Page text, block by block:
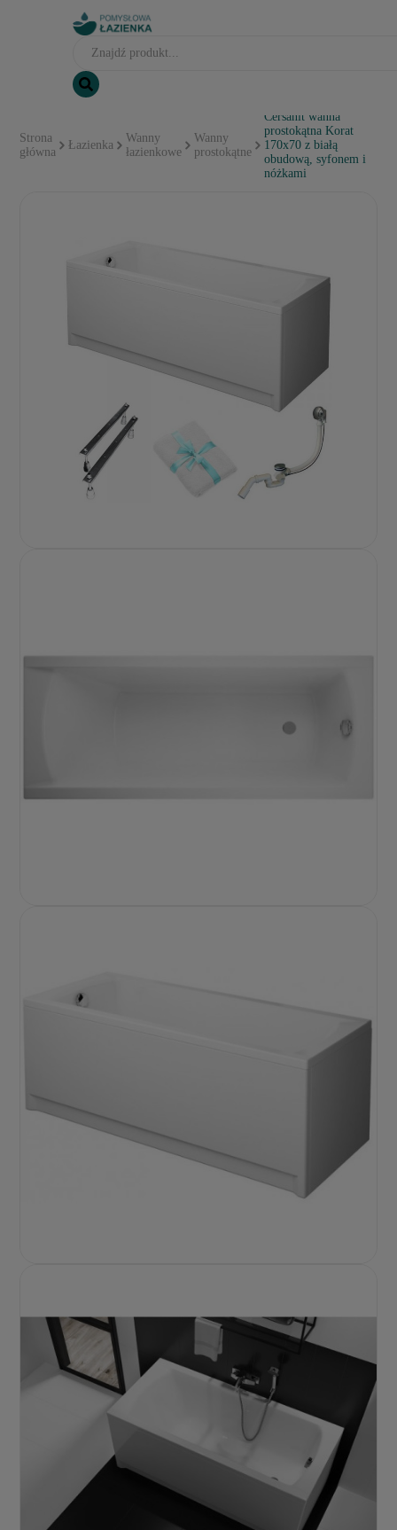
Strona
główna
Łazienka
Wanny
łazienkowe
Wanny
prostokątne
Cersanit wanna
prostokątna Korat
170x70 z białą
obudową, syfonem i
nóżkami